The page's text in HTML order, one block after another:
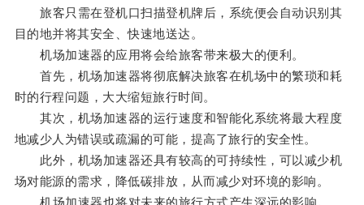
旅客只需在登机口扫描登机牌后，系统便会自动识别其
目的地并将其安全、快速地送达。
机场加速器的应用将会给旅客带来极大的便利。
首先，机场加速器将彻底解决旅客在机场中的繁琐和耗
时的行程问题，大大缩短旅行时间。
其次，机场加速器的运行速度和智能化系统将最大程度
地减少人为错误或疏漏的可能，提高了旅行的安全性。
此外，机场加速器还具有较高的可持续性，可以减少机
场对能源的需求，降低碳排放，从而减少对环境的影响。